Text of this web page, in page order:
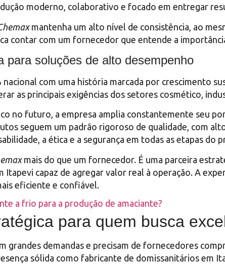
moderno, colaborativo e focado em entregar
mantenha um alto nível de consistência, ao
contar com um fornecedor que entende a
para soluções de alto desempenho
com uma história marcada por crescimento
as principais exigências dos setores cosmético,
no futuro, a empresa amplia constantemente seu
seguem um padrão rigoroso de qualidade, com
a ética e a segurança em todas as etapas do
mais do que um fornecedor. É uma parceira
Itapevi capaz de agregar valor real à operação. A
eficiente e confiável.
a frio para a produção de amaciante?
para quem busca
grandes demandas e precisam de fornecedores
sólida como fabricante de domissanitários em